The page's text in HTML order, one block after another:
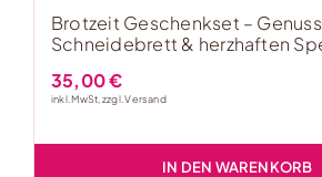
Brotzeit Geschenkset –
Schneidebrett & herzhaften
35,00€
inkl. MwSt, zzgl.Versand
IN DEN WARENKORB